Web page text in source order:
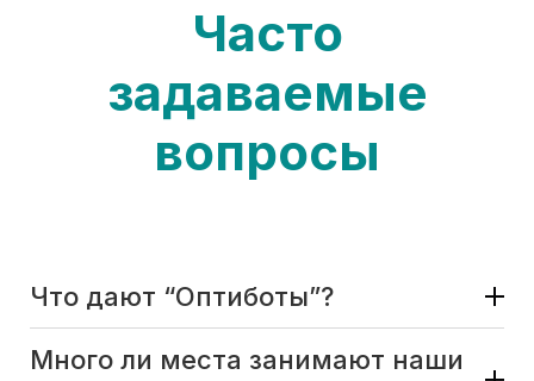
Часто
задаваемые
вопросы
Что дают “Оптиботы”?
Много ли места занимают наши